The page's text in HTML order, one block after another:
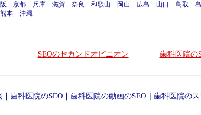
京都 兵庫 滋賀 奈良 和歌山 岡山 広島 山口 鳥取
熊本 沖縄
SEOのセカンドオピニオン 歯科医院の
歯科医院のSEO 歯科医院の動画のSEO 歯科医院の